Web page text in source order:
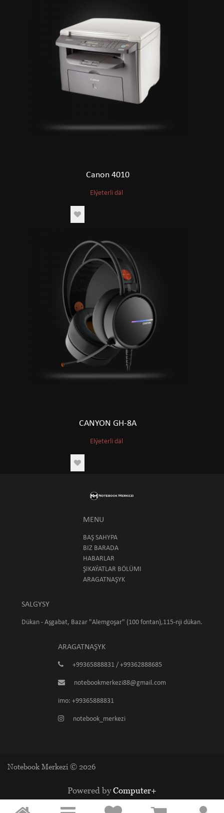
Canon 4010
Elýeterli däl
CANYON GH-8A
Elýeterli däl
MENU
BAŞ SAHYPA
BIZ BARADA
HABARLAR
ŞIKAÝATLAR BÖLÜMI
ARAGATNAŞYK
SALGYSY
Dükan - Aşgabat, Bazar "Alemgoşar" (100 fontan),115-nji dükan.
ARAGATNAŞYK
+99365888831 / +99362888685
notebookmerkezi88@gmail.com
imo: +99365888831
notebook_merkezi
Notebook Merkezi © 2026
Powered byComputer+